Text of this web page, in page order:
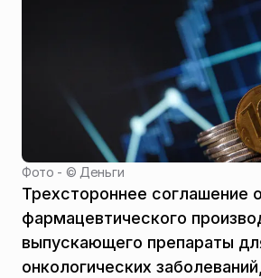
Фото - © Деньги
Трехстороннее соглашение
фармацевтического
выпускающего препараты
онкологических